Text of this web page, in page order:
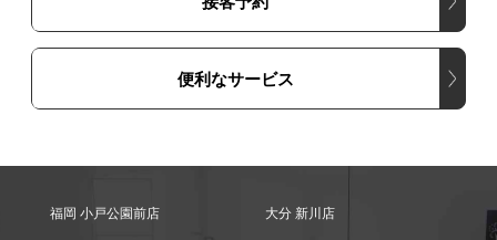
便利なサービス
福岡 小戸公園前店 大分 新川店